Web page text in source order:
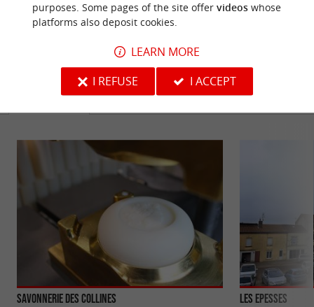
TO DISCOVERAROUND
Savonnerie des Collines Les Epesses
purposes. Some pages of the site offer videoswhose
platforms also deposit cookies.
LEARN MORE
I REFUSE
I ACCEPT